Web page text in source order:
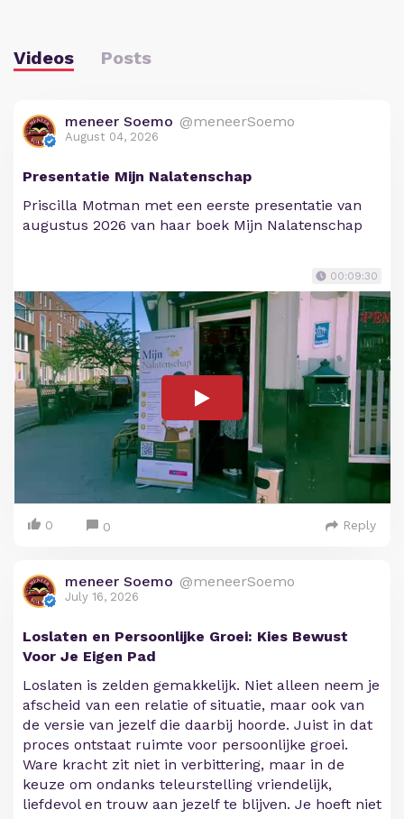
Videos Posts
meneer Soemo @meneerSoemo
August 04, 2026
Presentatie Mijn Nalatenschap
Priscilla Motman met een eerste presentatie van
augustus 2026 van haar boek Mijn Nalatenschap
00:09:30
0 0 Reply
meneer Soemo @meneerSoemo
July 16, 2026
Loslaten en Persoonlijke Groei: Kies Bewust
Voor Je Eigen Pad
Loslaten is zelden gemakkelijk. Niet alleen neem je
afscheid van een relatie of situatie, maar ook van
de versie van jezelf die daarbij hoorde. Juist in dat
proces ontstaat ruimte voor persoonlijke groei.
Ware kracht zit niet in verbittering, maar in de
keuze om ondanks teleurstelling vriendelijk,
liefdevol en trouw aan jezelf te blijven. Je hoeft niet